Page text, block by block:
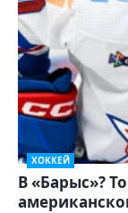
ХОККЕЙ
В «Барыс»?